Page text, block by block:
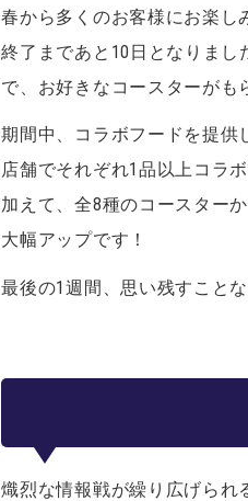
春から多くのお客様にお楽し
終了まであと10日となりまし
で、お好きなコースターがも
期間中、コラボフードを提供
店舗でそれぞれ1品以上コラ
加えて、全8種のコースター
大幅アップです！
最後の1週間、思い残すこと
熾烈な情報戦が繰り広げられ